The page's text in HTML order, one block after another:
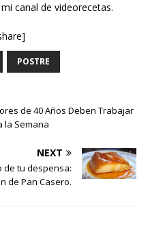
canal de videorecetas.
POSTRE
de 40 Años Deben Trabajar
la Semana
NEXT
de tu despensa:
de Pan Casero.